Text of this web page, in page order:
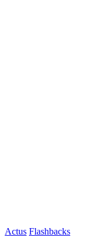
Posted
Actus Flashbacks